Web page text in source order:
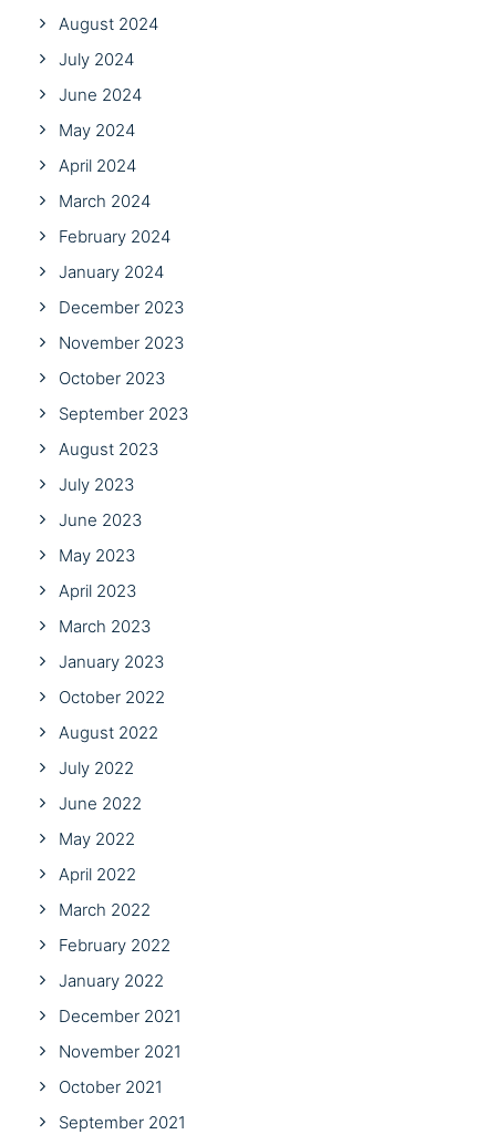
August 2024
July 2024
June 2024
May 2024
April 2024
March 2024
February 2024
January 2024
December 2023
November 2023
October 2023
September 2023
August 2023
July 2023
June 2023
May 2023
April 2023
March 2023
January 2023
October 2022
August 2022
July 2022
June 2022
May 2022
April 2022
March 2022
February 2022
January 2022
December 2021
November 2021
October 2021
September 2021